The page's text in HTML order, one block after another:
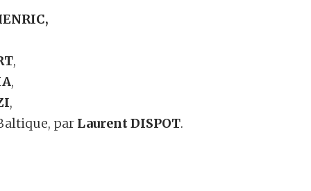
,
,
,
par Laurent DISPOT.